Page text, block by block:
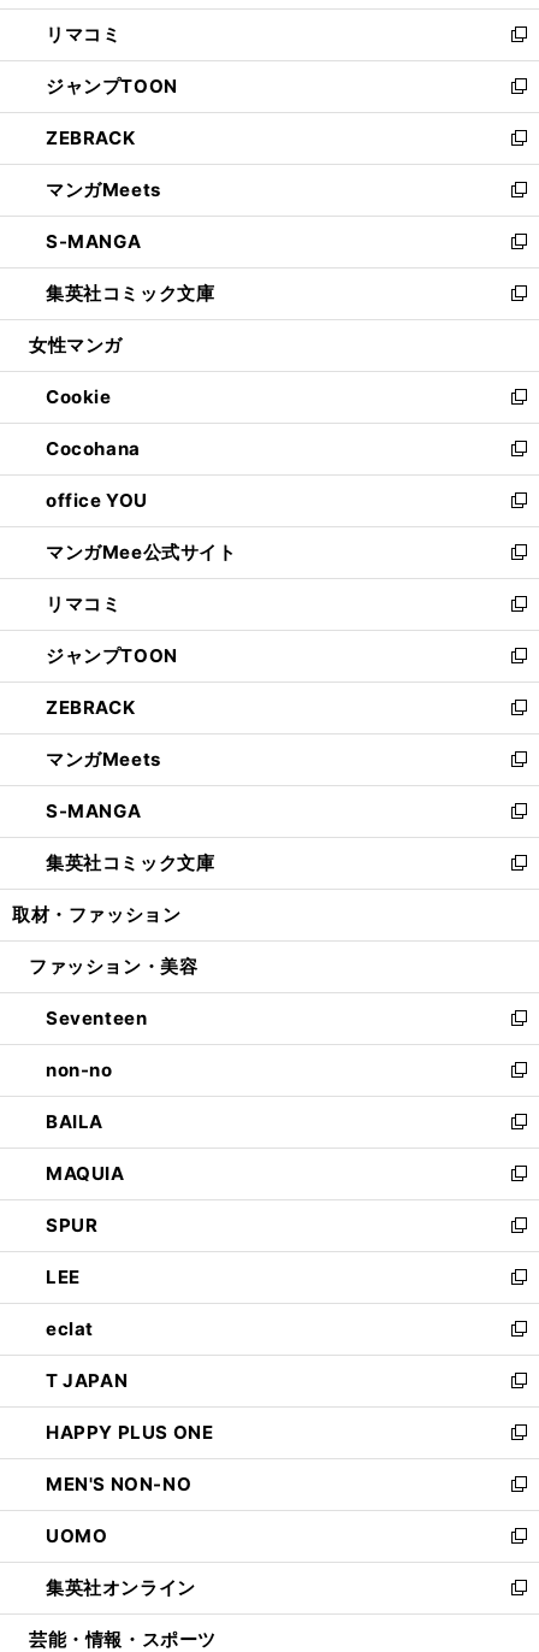
ウ
で
開
く
ン
ド
ウ
で
開
く
ウ
ィ
ン
ド
ウ
で
開
く
し
い
ウ
ィ
ン
ド
ウ
で
開
く
リマコミ
新
し
い
ウ
ィ
ン
ド
ウ
で
開
く
ジャンプTOON
新
し
い
ウ
ィ
ン
ド
ウ
で
開
ZEBRACK
新
し
い
ウ
ィ
ン
ド
ウ
開
く
マンガMeets
新
し
い
ウ
ィ
ン
ウ
で
開
く
S-MANGA
新
し
い
ウ
ン
ド
ウ
で
開
く
集英社コミック文庫
新
し
ウ
ィ
ン
ド
ウ
で
開
く
女性マンガ
Cookie
新
し
い
ウ
ィ
ン
ド
ウ
で
開
く
Cocohana
新
し
い
ウ
ィ
ン
ド
ウ
で
開
く
office YOU
新
し
い
ウ
ィ
ン
ド
ウ
で
開
く
マンガMee公式サイト
新
し
い
ウ
ィ
ン
ド
ウ
で
開
く
リマコミ
新
し
い
ウ
ィ
ン
ド
ウ
で
開
く
ジャンプTOON
新
し
い
ウ
ィ
ン
ド
ウ
で
開
ZEBRACK
新
し
い
ウ
ィ
ン
ド
ウ
開
マンガMeets
新
し
い
ウ
ィ
ン
ウ
開
く
S-MANGA
新
し
い
ウ
ン
ウ
で
開
く
集英社コミック文庫
新
し
ウ
ン
ド
ウ
で
開
く
取材・ファッション
ファッション・美容
Seventeen
新
し
い
ウ
ィ
ン
ド
ウ
で
開
く
non-no
新
し
い
ウ
ィ
ン
ド
ウ
で
開
く
BAILA
新
し
い
ウ
ィ
ン
ド
ウ
で
開
く
MAQUIA
新
し
い
ウ
ィ
ン
ド
ウ
で
開
く
SPUR
新
し
い
ウ
ィ
ン
ド
ウ
で
開
く
LEE
新
し
い
ウ
ィ
ン
ド
ウ
で
開
く
eclat
新
し
い
ウ
ィ
ン
ド
ウ
で
開
く
T JAPAN
新
し
い
ウ
ィ
ン
ド
ウ
で
開
HAPPY PLUS ONE
新
し
い
ウ
ィ
ン
ド
ウ
MEN'S NON-NO
新
し
い
ウ
ィ
ン
UOMO
新
し
い
ウ
集英社オンライン
新
し
芸能・情報・スポーツ